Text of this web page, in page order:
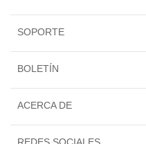
SOPORTE
BOLETÍN
ACERCA DE